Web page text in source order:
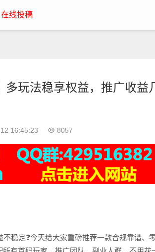
在线投稿
玩法稳享权益，推广收益
16:45:23 8057
稳定❓今天给大家重磅推荐一款合规靠谱、